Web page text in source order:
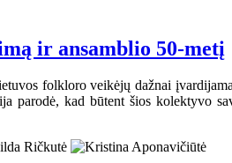
ir ansamblio 50-metį
folkloro veikėjų dažnai
parodė, kad būtent šios kolektyvo